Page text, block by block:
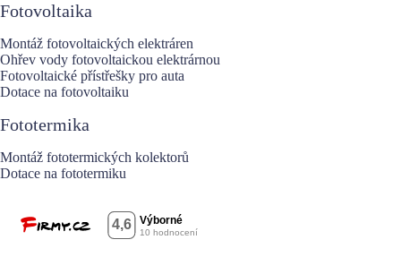
Fotovoltaika
Montáž fotovoltaických elektráren
Ohřev vody fotovoltaickou elektrárnou
Fotovoltaické přístřešky pro auta
Dotace na fotovoltaiku
Fototermika
Montáž fototermických kolektorů
Dotace na fototermiku